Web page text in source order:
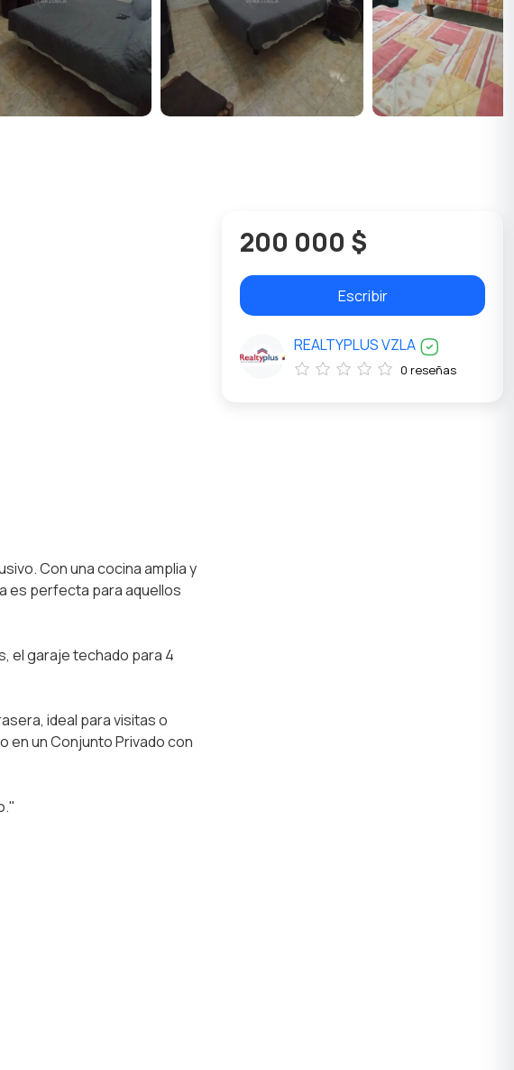
Con una cocina amplia y
es perfecta para aquellos
el garaje techado para 4
ideal para visitas o
en un Conjunto Privado con
200 000 $
Escribir
REALTYPLUS VZLA
0 reseñas